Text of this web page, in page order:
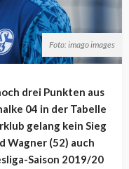
Foto: imago images
drei Punkten aus
04 in der Tabelle
gelang kein Sieg
Wagner (52) auch
Saison 2019/20